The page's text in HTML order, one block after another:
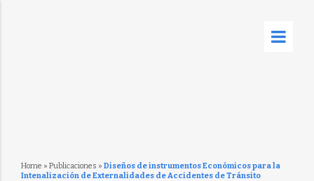
Home » Publicaciones » Diseños de instrumentos Económicos para la
Intenalización de Externalidades de Accidentes de Tránsito